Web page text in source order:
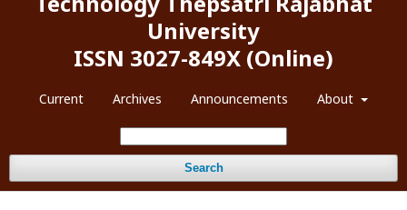
University
ISSN 3027-849X (Online)
Current Archives Announcements About
Search